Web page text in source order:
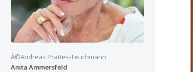
Â©Andreas Prattes-Teuchmann
Anita Ammersfeld